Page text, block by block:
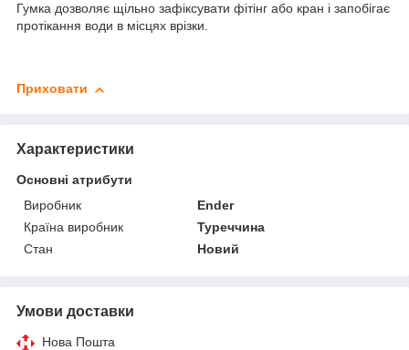
Гумка дозволяє щільно зафіксувати фітінг або кран і запобігає
протікання води в місцях врізки.
Приховати
Характеристики
Основні атрибути
Виробник
Ender
Країна виробник
Туреччина
Стан
Новий
Умови доставки
Нова Пошта